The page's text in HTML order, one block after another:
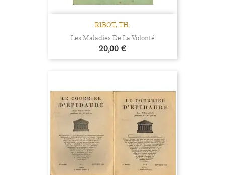
RIBOT, TH.
Les Maladies De La Volonté
Prix
20,00 €